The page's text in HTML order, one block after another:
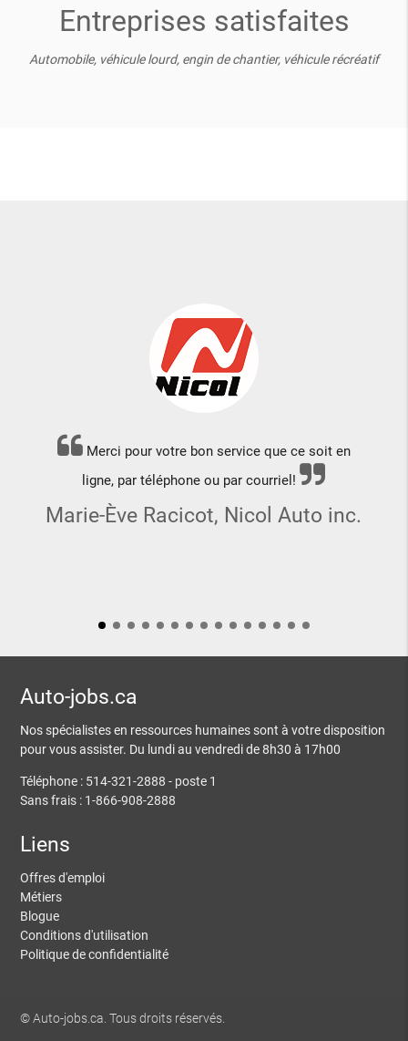
Entreprises satisfaites
Automobile, véhicule lourd, engin de chantier, véhicule récréatif
Merci pour votre bon service que ce soit en
ligne, par téléphone ou par courriel!
Marie-Ève Racicot, Nicol Auto inc.
Auto-jobs.ca
Nos spécialistes en ressources humaines sont à votre disposition
pour vous assister. Du lundi au vendredi de 8h30 à 17h00
Téléphone : 514-321-2888 - poste 1
Sans frais : 1-866-908-2888
Liens
Offres d'emploi
Métiers
Blogue
Conditions d'utilisation
Politique de confidentialité
© Auto-jobs.ca. Tous droits réservés.